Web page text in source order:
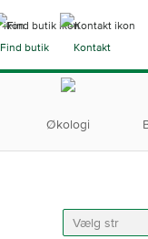
Find butik Kontakt
Økologi
Vælg str